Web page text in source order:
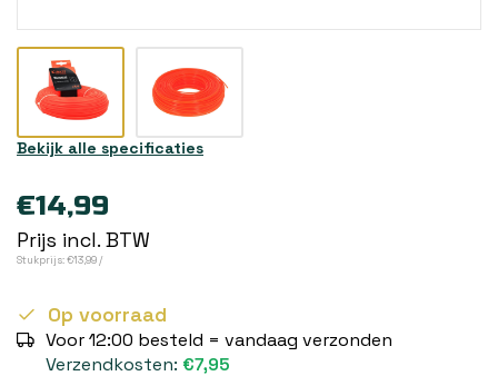
Bekijk alle specificaties
€14,99
Prijs incl. BTW
Stukprijs: €13,99 /
Op voorraad
Voor 12:00 besteld = vandaag verzonden
Verzendkosten: €7,95